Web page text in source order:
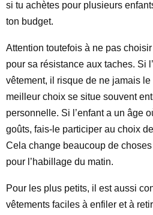
si tu achètes pour plusieurs
ton budget.
Attention toutefois à ne pas
pour sa résistance aux taches. Si
vêtement, il risque de ne jamais
meilleur choix se situe souvent
personnelle. Si l’enfant a un âge
goûts, fais-le participer au choix
Cela change beaucoup de
pour l’habillage du matin.
Pour les plus petits, il est aussi
vêtements faciles à enfiler et à